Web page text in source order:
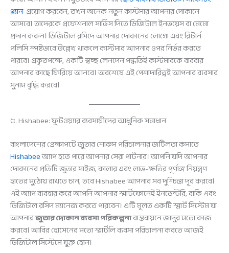
প্ল্যানপ্রয়োগ করবেন, তখন অনেক নতুন কাস্টমার আপনার দোকানে
আসবে। তাদেরকে প্রফেশনাল সার্ভিস দিতে ডিজিটাল ইনভয়েস বা মেমো
প্রদান করুন। ডিজিটাল রসিদে আপনার দোকানের লোগো এবং রিটার্ন
পলিসি স্পষ্টভাবে উল্লেখ থাকলে কাস্টমার আপনার ওপর নির্ভর করতে
পারবে। প্রকৃতপক্ষে, একটি স্বচ্ছ লেনদেন পদ্ধতিই কাস্টমারকে বারবার
আপনার কাছে ফিরিয়ে আনবে। অবশেষে এই পেশাদারিত্বই আপনার ব্যবসার
সুনাম বৃদ্ধি করবে।
৫. Hishabee: ফুটওয়্যার ব্যবসায়ীদের আধুনিক সমাধান
বাংলাদেশের প্রেক্ষাপটে জুতার শোরুম পরিচালনার জটিলতা কমাতে
Hishabeeঅ্যাপ হতে পারে আপনার সেরা পার্টনার। আপনি যদি আপনার
দোকানের প্রতিটি জুতার সাইজ, কালার এবং লাভ-ক্ষতির পূর্ণাঙ্গ নিয়ন্ত্রণ
হাতের মুঠোয় রাখতে চান, তবে Hishabee আপনার সব দুশ্চিন্তা দূর করবে।
এই অ্যাপ ব্যবহার করে আপনি আপনার স্মার্টফোনেই ইনভেন্টরি, বাকি এবং
ডিজিটাল রসিদ ম্যানেজ করতে পারবেন। এটি মূলত একটি স্মার্ট সিস্টেম যা
আপনারজুতার দোকান ব্যবসা পরিকল্পনাবাস্তবায়নে জাদুর মতো কাজ
করবে। আবির হোসেনের মতো স্মার্টলি ব্যবসা পরিচালনা করতে আজই
ডিজিটাল সিস্টেমে যুক্ত হোন।